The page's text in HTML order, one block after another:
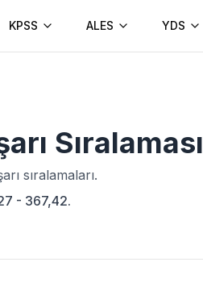
KPSS ALES YDS
Sıralaması
sıralamaları.
- 367,42.